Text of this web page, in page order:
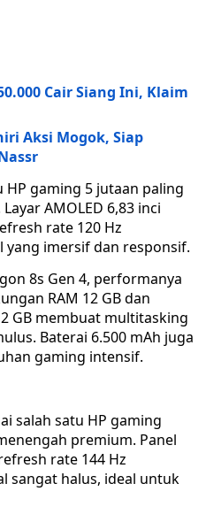
Cair Siang Ini, Klaim
Aksi Mogok, Siap
HP gaming 5 jutaan paling
AMOLED 6,83 inci
rate 120 Hz
yang imersif dan responsif.
8s Gen 4, performanya
RAM 12 GB dan
GB membuat multitasking
Baterai 6.500 mAh juga
gaming intensif.
salah satu HP gaming
premium. Panel
rate 144 Hz
sangat halus, ideal untuk